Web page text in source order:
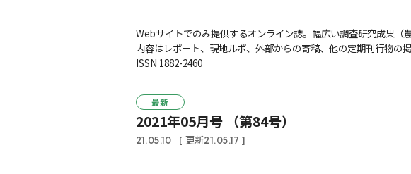
Webサイトでのみ提供するオンライン誌。幅広い調査研究成果（
内容はレポート、現地ルポ、外部からの寄稿、他の定期刊行物の
ISSN 1882-2460
最新
2021年05月号 （第84号）
21.05.10 [ 更新21.05.17 ]